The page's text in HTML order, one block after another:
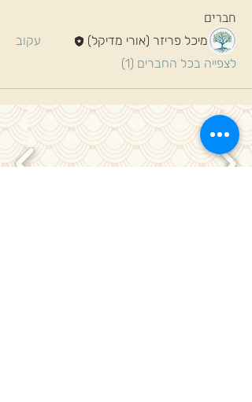
חברים
מיכל פריזר (אורי מדיקל)
עקוב
לצפייה בכל החברים (1)